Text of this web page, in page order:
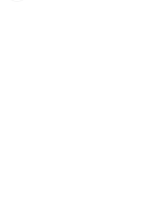
El Antequera CF no pudo
jornada de Liga. Tendrá que
su afición y en el envite con